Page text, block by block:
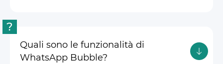
?
Quali sono le funzionalità di
WhatsApp Bubble?